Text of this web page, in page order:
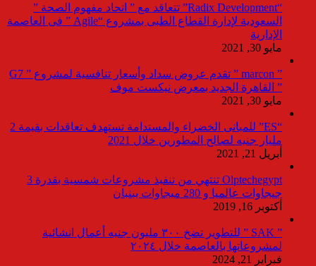
“Radix Development” تتعاقد مع ” اتحاد مفهوم الصحة ”
السعودية لإدارة القطاع الطبى بمشروع “Agile ” فى العاصمة
الإدارية
مايو 30, 2021
” marcon ” تقدم عروض سداد وأسعار تنافسية لمشروع ” G7
” القاهرة الجديد بمعرض نيكست موف
مايو 30, 2021
“ES” للمبانى الخضراء والمستدامة تستهدف تعاقدات بقيمة 2
مليار جنيه لصالح المطورين خلال 2021
أبريل 21, 2021
Olptechegypt تنتهي من تنفيذ مشروعات شمسية بقدرة 3
جيجاوات عالميا و 280 ميجاوات ببنبان
أكتوبر 16, 2019
” SAK ” للتطوير تضخ ٣٠٠ مليون جنيه أعمال انشائية
لمشروعاتها بالعاصمة خلال ٢٠٢٤
فبراير 21, 2024